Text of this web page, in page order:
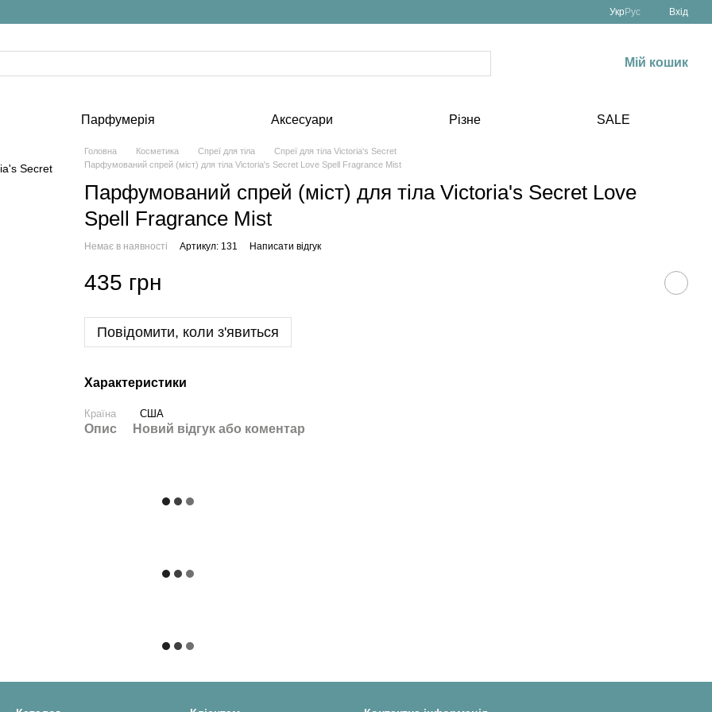
Укр Рус Вхід
Мій кошик
Парфумерія Аксесуари Різне SALE
Головна Косметика Спреї для тіла
Спреї для тіла Victoria's Secret
Парфумований спрей (міст) для тіла Victoria's Secret Love Spell Fragrance Mist
Парфумований спрей (міст) для тіла Victoria's Secret Love
Spell Fragrance Mist
Немає в наявності Артикул: 131 Написати відгук
435 грн
Повідомити, коли з'явиться
Характеристики
Країна США
Опис Новий відгук або коментар